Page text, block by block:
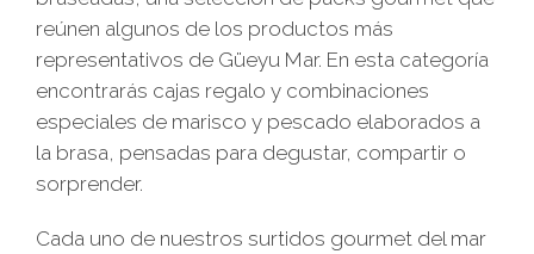
reúnen algunos de los productos más
representativos de Güeyu Mar. En esta categoría
encontrarás cajas regalo y combinaciones
especiales de marisco y pescado elaborados a
la brasa, pensadas para degustar, compartir o
sorprender.
Cada uno de nuestros surtidos gourmet del mar